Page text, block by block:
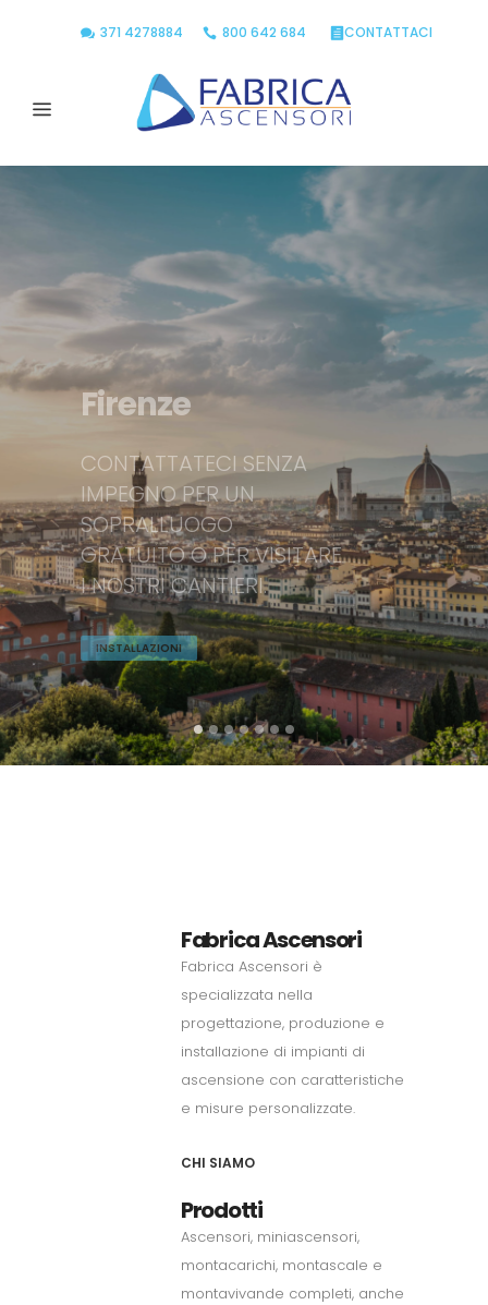
371 4278884 800 642 684 CONTATTACI
Fabrica Ascensori
Fabrica Ascensori è
specializzata nella
progettazione, produzione e
installazione di impianti di
ascensione con caratteristiche
e misure personalizzate.
CHI SIAMO
Prodotti
Ascensori, miniascensori,
montacarichi, montascale e
montavivande completi, anche